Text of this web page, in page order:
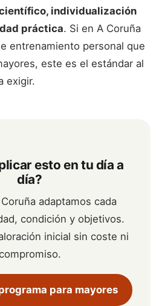
individualización
práctica. Si en A Coruña
entrenamiento personal que
este es el estándar al
exigir.
esto en tu día a
día?
Coruña adaptamos cada
condición y objetivos.
inicial sin coste ni
para mayores